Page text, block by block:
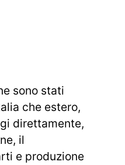
sono stati
che estero,
direttamente,
il
e produzione